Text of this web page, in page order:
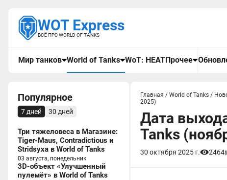
WOT Express
ВСЁ ПРО WORLD OF TANKS
Мир танков World of Tanks WoT: HEATПрочее
Популярное
7 дней 30 дней
Три тяжеловеса в Магазине:
Tiger-Maus, Contradictious и
Stridsyxa в World of Tanks
03 августа, понедельник
3D-объект «Улучшенный
пулемёт» в World of Tanks
Главная / World of Tanks /
2025)
Дата
Tanks
30 октября 2025 г. 2464